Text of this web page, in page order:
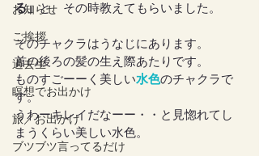
お知らせ
ご挨拶
過去生
瞑想でお出かけ
旅／お出かけ
ブツブツ言ってるだけ
る」と、その時教えてもらいました。
そのチャクラはうなじにあります。
首の後ろの髪の生え際あたりです。
ものすごーーく美しい水色のチャクラで
す。
うわーキレイだなーー・・と見惚れてし
まうくらい美しい水色。